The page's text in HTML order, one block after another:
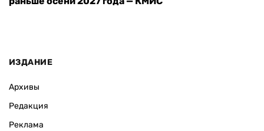
ИЗДАНИЕ
Архивы
Редакция
Реклама